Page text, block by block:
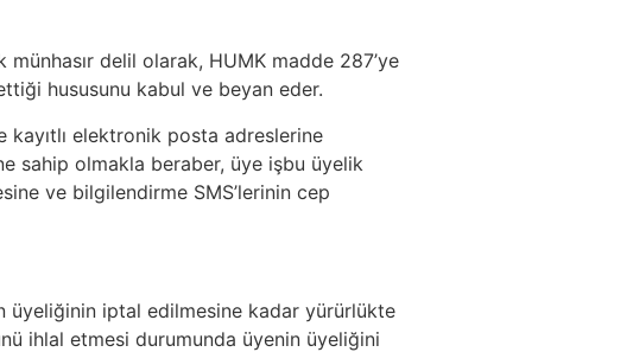
delil olarak, HUMK madde 287’ye
hususunu kabul ve beyan eder.
kayıtlı elektronik posta adreslerine
sahip olmakla beraber, üye işbu üyelik
ve bilgilendirme SMS’lerinin cep
üyeliğinin iptal edilmesine kadar yürürlükte
ihlal etmesi durumunda üyenin üyeliğini